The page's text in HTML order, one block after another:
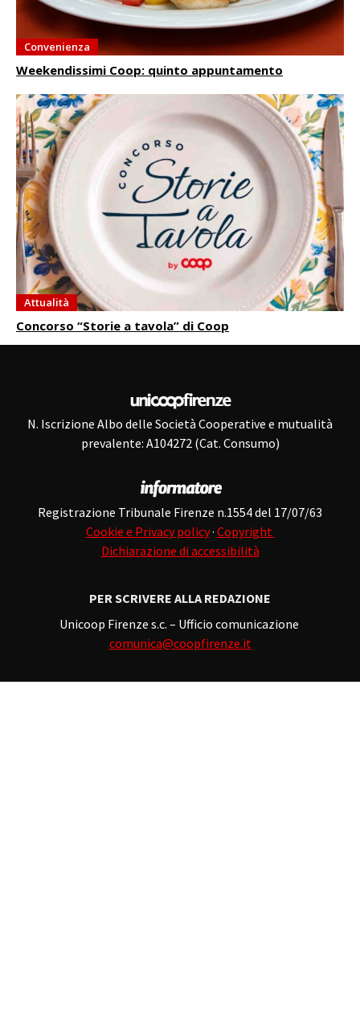
Convenienza
Weekendissimi Coop: quinto appuntamento
Attualità
Concorso “Storie a tavola” di Coop
N. Iscrizione Albo delle Società Cooperative e mutualità
prevalente: A104272 (Cat. Consumo)
Registrazione Tribunale Firenze n.1554 del 17/07/63
Cookie e Privacy policy· Copyright
Dichiarazione di accessibilità
PER SCRIVERE ALLA REDAZIONE
Unicoop Firenze s.c. – Ufficio comunicazione
comunica@coopfirenze.it